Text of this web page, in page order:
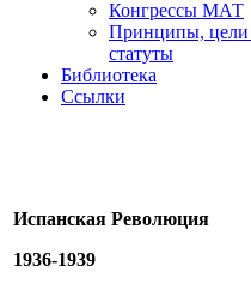
Конгрессы МАТ
Принципы, цели
статуты
Библиотека
Ссылки
Испанская Революция
1936-1939